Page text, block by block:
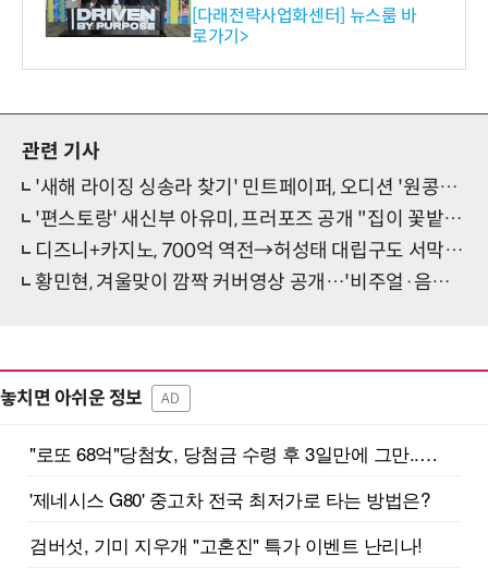
와의 비즈니스 미팅 지원…K
-바이오 해외 진출 교두보 확
보
[다래전략사업화센터] 뉴스룸 바
로가기>
관련 기사
'새해 라이징 싱송라 찾기' 민트페이퍼, 오디션 '원콩쿨' 2월 개최…내달 11일까지 접수
'편스토랑' 새신부 아유미, 프러포즈 공개 "집이 꽃밭 돼 있었다"
디즈니+카지노, 700억 역전→허성태 대립구도 서막…'클래스가 다른 최민식'
황민현, 겨울맞이 깜짝 커버영상 공개…'비주얼·음색·메시지, 겨울 詩 그자체'
놓치면 아쉬운 정보 AD